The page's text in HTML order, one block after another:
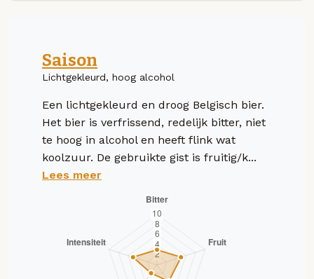
Saison
Lichtgekleurd, hoog alcohol
Een lichtgekleurd en droog Belgisch bier.
Het bier is verfrissend, redelijk bitter, niet
te hoog in alcohol en heeft flink wat
koolzuur. De gebruikte gist is fruitig/k...
Lees meer